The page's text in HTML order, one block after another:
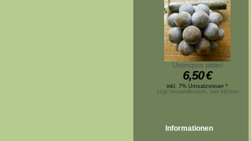
Unonopsis pittieri
6,50€
inkl. 7% Umsatzsteuer *
zzgl.Versandkosten, hier klicken
Informationen